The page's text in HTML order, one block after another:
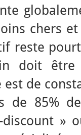
chers
reste
doit être
de
de 85%
discount »